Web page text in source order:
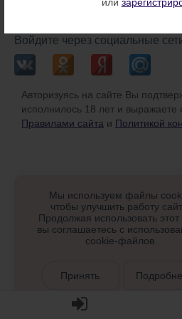
Войдите через социальные
Авторизуясь на сайте Вы
исполнилось 18 лет и выражаете
Правилами сайта и Политикой
Мы используем файлы
чтобы улучшить работу
Продолжая использовать этот
вы соглашаетесь с
cookie-файлов.
Принять